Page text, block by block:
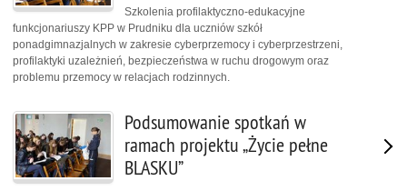
Szkolenia profilaktyczno-edukacyjne
funkcjonariuszy KPP w Prudniku dla uczniów szkół
ponadgimnazjalnych w zakresie cyberprzemocy i cyberprzestrzeni,
profilaktyki uzależnień, bezpieczeństwa w ruchu drogowym oraz
problemu przemocy w relacjach rodzinnych.
Podsumowanie spotkań w
ramach projektu „Życie pełne
BLASKU”